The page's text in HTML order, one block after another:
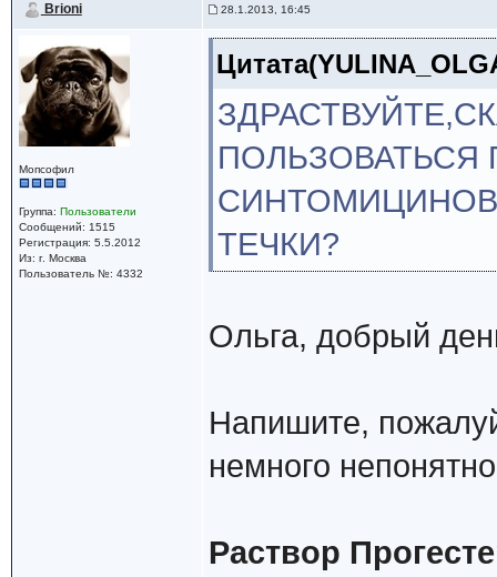
Brioni 28.1.2013, 16:45
Мопсофил
Группа: Пользователи
Сообщений: 1515
Регистрация: 5.5.2012
Из: г. Москва
Пользователь №: 4332
ПОЛЬЗОВАТЬСЯ
ТЕЧКИ?
Ольга, добрый
Напишите,
немного
Раствор